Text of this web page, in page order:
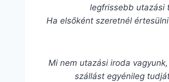
legfrissebb utazási
Ha elsőként szeretnél
Mi nem utazási iroda
szállást egyénileg